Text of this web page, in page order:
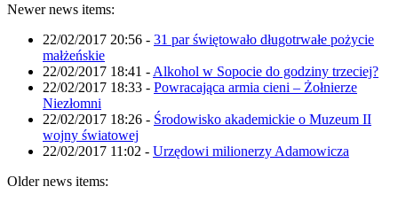
Newer news items:
22/02/2017 20:56 - 31 par świętowało długotrwałe pożycie
małżeńskie
22/02/2017 18:41 - Alkohol w Sopocie do godziny trzeciej?
22/02/2017 18:33 - Powracająca armia cieni – Żołnierze
Niezłomni
22/02/2017 18:26 - Środowisko akademickie o Muzeum II
wojny światowej
22/02/2017 11:02 - Urzędowi milionerzy Adamowicza
Older news items: